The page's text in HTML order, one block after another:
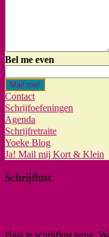
Bel me even
Mail me!
Contact
Schrijfoefeningen
Agenda
Schrijfretraite
Yoeke Blog
Ja! Mail mij Kort & Klein
Schrijflust